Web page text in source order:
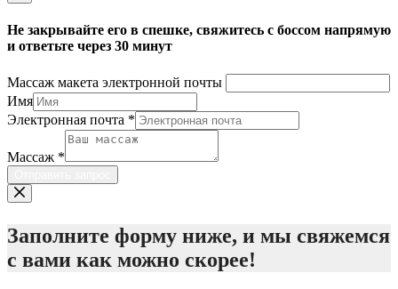
Не закрывайте его в спешке, свяжитесь с боссом напрямую
и ответьте через 30 минут
Массаж макета электронной почты
Имя
Электронная почта *
Массаж *
Заполните форму ниже, и мы свяжемся
с вами как можно скорее!